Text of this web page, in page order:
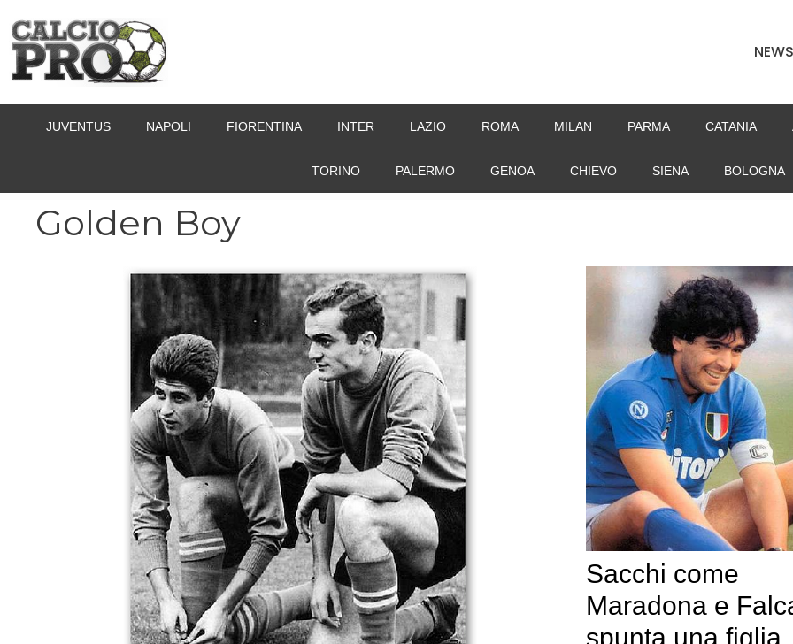
contenuto
NEWS
JUVENTUS NAPOLI FIORENTINA INTER LAZIO ROMA MILAN PARMA CATANIA
TORINO PALERMO GENOA CHIEVO SIENA BOLOGNA
Golden Boy
Sacchi come
Maradona e
spunta una figlia